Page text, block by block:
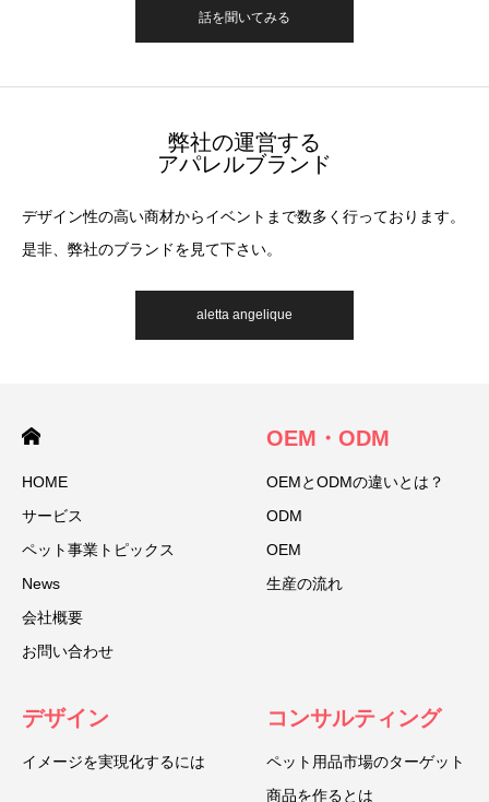
話を聞いてみる
弊社の運営する
アパレルブランド
デザイン性の高い商材からイベントまで数多く行っております。
是非、弊社のブランドを見て下さい。
aletta angelique
HOME
サービス
ペット事業トピックス
News
会社概要
お問い合わせ
OEM・ODM
OEMとODMの違いとは？
ODM
OEM
生産の流れ
デザイン
イメージを実現化するには
コンサルティング
ペット用品市場のターゲット
商品を作るとは